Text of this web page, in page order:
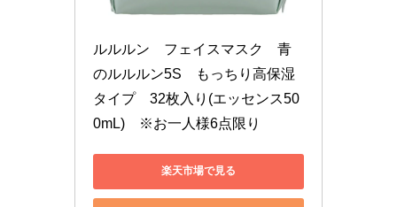
ルルルン　フェイスマスク　青
のルルルン5S　もっちり高保湿
タイプ　32枚入り(エッセンス50
0mL)　※お一人様6点限り
楽天市場で見る